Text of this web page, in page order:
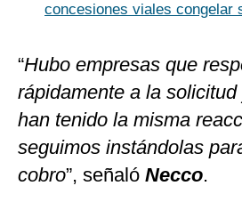
concesiones viales congelar
“Hubo empresas que
rápidamente a la
han tenido la misma
seguimos instándolas
cobro”, señaló Necco.